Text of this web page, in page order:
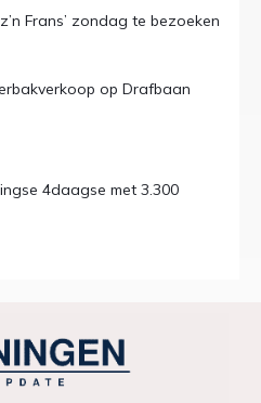
Frans’ zondag te bezoeken
op Drafbaan
4daagse met 3.300